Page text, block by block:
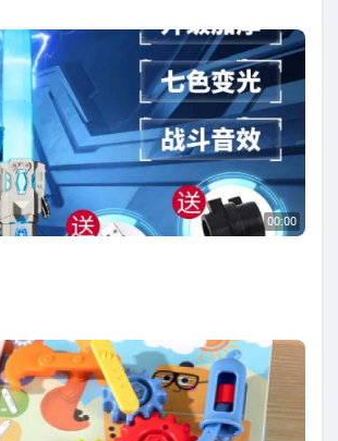
00:00